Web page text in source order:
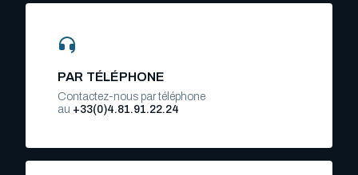
PAR TÉLÉPHONE
Contactez-nous par téléphone
au +33(0)4.81.91.22.24